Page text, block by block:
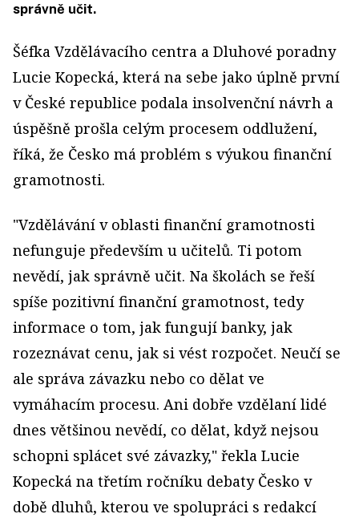
správně učit.
Šéfka Vzdělávacího centra a Dluhové poradny
Lucie Kopecká, která na sebe jako úplně první
v České republice podala insolvenční návrh a
úspěšně prošla celým procesem oddlužení,
říká, že Česko má problém s výukou finanční
gramotnosti.
"Vzdělávání v oblasti finanční gramotnosti
nefunguje především u učitelů. Ti potom
nevědí, jak správně učit. Na školách se řeší
spíše pozitivní finanční gramotnost, tedy
informace o tom, jak fungují banky, jak
rozeznávat cenu, jak si vést rozpočet. Neučí se
ale správa závazku nebo co dělat ve
vymáhacím procesu. Ani dobře vzdělaní lidé
dnes většinou nevědí, co dělat, když nejsou
schopni splácet své závazky," řekla Lucie
Kopecká na třetím ročníku debaty Česko v
době dluhů, kterou ve spolupráci s redakcí